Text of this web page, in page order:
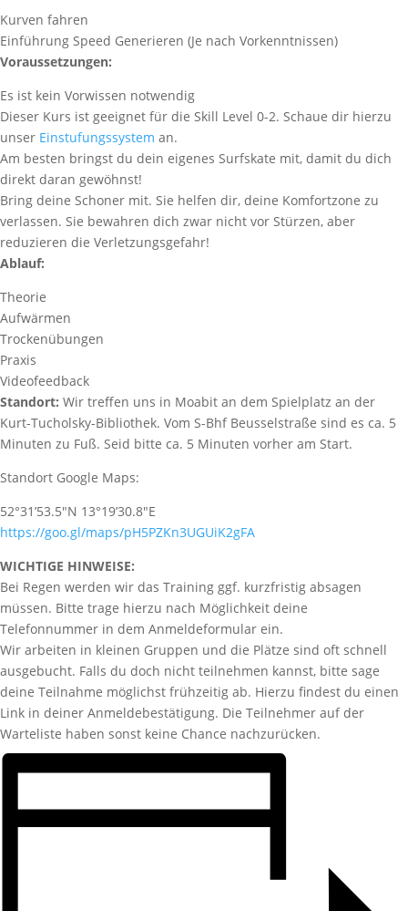
Kurven fahren
Einführung Speed Generieren (Je nach Vorkenntnissen)
Voraussetzungen:
Es ist kein Vorwissen notwendig
Dieser Kurs ist geeignet für die Skill Level 0-2. Schaue dir hierzu
unser Einstufungssystem an.
Am besten bringst du dein eigenes Surfskate mit, damit du dich
direkt daran gewöhnst!
Bring deine Schoner mit. Sie helfen dir, deine Komfortzone zu
verlassen. Sie bewahren dich zwar nicht vor Stürzen, aber
reduzieren die Verletzungsgefahr!
Ablauf:
Theorie
Aufwärmen
Trockenübungen
Praxis
Videofeedback
Standort: Wir treffen uns in Moabit an dem Spielplatz an der
Kurt-Tucholsky-Bibliothek. Vom S-Bhf Beusselstraße sind es ca. 5
Minuten zu Fuß. Seid bitte ca. 5 Minuten vorher am Start.
Standort Google Maps:
52°31’53.5″N 13°19’30.8″E
https://goo.gl/maps/pH5PZKn3UGUiK2gFA
WICHTIGE HINWEISE:
Bei Regen werden wir das Training ggf. kurzfristig absagen
müssen. Bitte trage hierzu nach Möglichkeit deine
Telefonnummer in dem Anmeldeformular ein.
Wir arbeiten in kleinen Gruppen und die Plätze sind oft schnell
ausgebucht. Falls du doch nicht teilnehmen kannst, bitte sage
deine Teilnahme möglichst frühzeitig ab. Hierzu findest du einen
Link in deiner Anmeldebestätigung. Die Teilnehmer auf der
Warteliste haben sonst keine Chance nachzurücken.